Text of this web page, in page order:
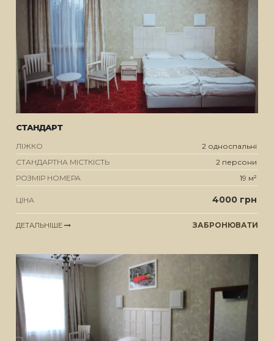
СТАНДАРТ
ЛІЖКО
2 односпальні
СТАНДАРТНА МІСТКІСТЬ
2 персони
РОЗМІР НОМЕРА
19 м²
ЦІНА 4000 грн
ДЕТАЛЬНІШЕ ЗАБРОНЮВАТИ